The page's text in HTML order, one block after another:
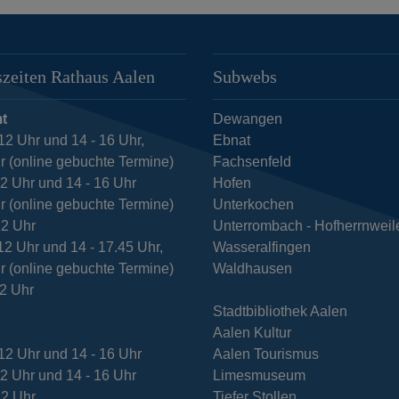
Rathaus Aalen
Uhr und 14 - 16 Uhr,
(online gebuchte Termine)
Uhr und 14 - 16 Uhr
(online gebuchte Termine)
Uhr
Uhr und 14 - 17.45 Uhr,
(online gebuchte Termine)
Uhr
Uhr und 14 - 16 Uhr
Uhr und 14 - 16 Uhr
Subwebs
Dewangen
Ebnat
Fachsenfeld
Hofen
Unterkochen
Unterrombach -
Wasseralfingen
Waldhausen
Stadtbibliothek Aalen
Aalen Kultur
Aalen Tourismus
Limesmuseum